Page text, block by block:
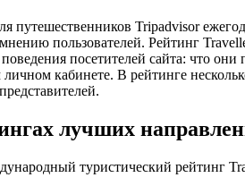
путешественников Tripadvisor
пользователей. Рейтинг
посетителей сайта: что
кабинете. В рейтинге
лучших
туристический рейтинг